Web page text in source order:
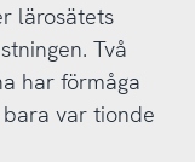
lärosätets
Två
har förmåga
var tionde